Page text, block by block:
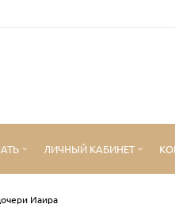
ЛИЧНЫЙ КАБИНЕТ
Иаира